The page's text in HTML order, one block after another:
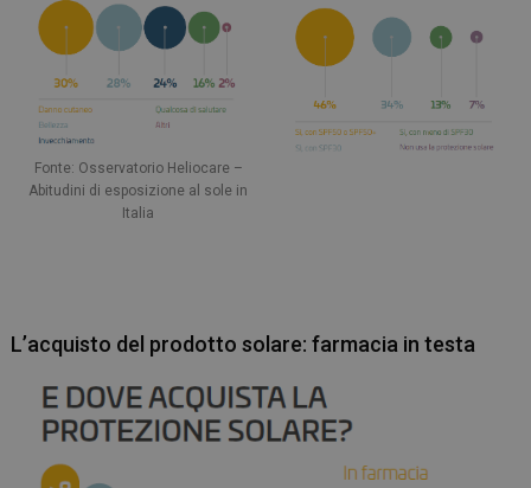
Fonte: Osservatorio Heliocare –
Abitudini di esposizione al sole in
Italia
L’acquisto del prodotto solare: farmacia in testa